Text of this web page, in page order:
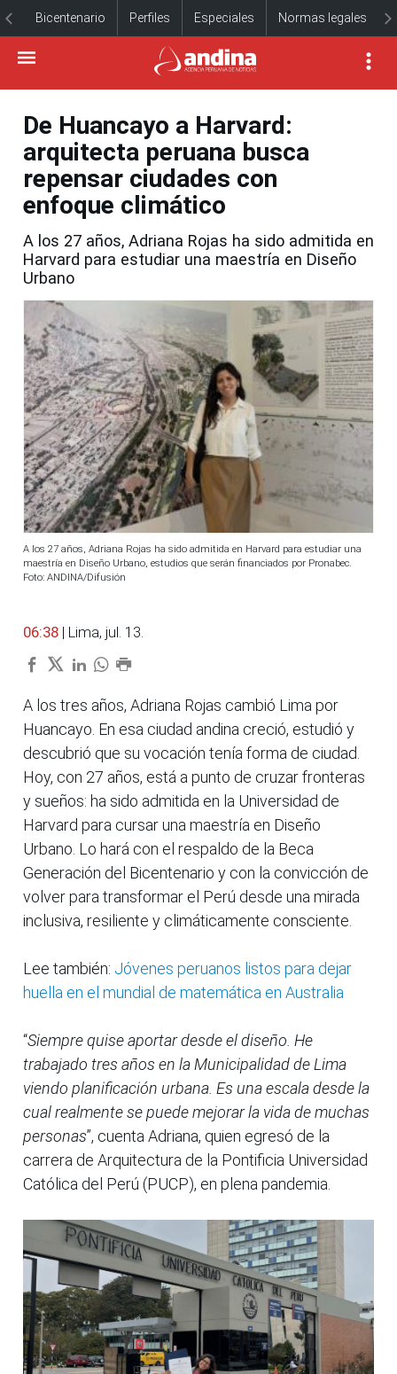
Bicentenario Perfiles Especiales Normas legales
De Huancayo a Harvard:
arquitecta peruana busca
repensar ciudades con
enfoque climático
A los 27 años, Adriana Rojas ha sido admitida en
Harvard para estudiar una maestría en Diseño
Urbano
A los 27 años, Adriana Rojas ha sido admitida en Harvard para estudiar una
maestría en Diseño Urbano, estudios que serán financiados por Pronabec.
Foto: ANDINA/Difusión
06:38 | Lima, jul. 13.
A los tres años, Adriana Rojas cambió Lima por
Huancayo. En esa ciudad andina creció, estudió y
descubrió que su vocación tenía forma de ciudad.
Hoy, con 27 años, está a punto de cruzar fronteras
y sueños: ha sido admitida en la Universidad de
Harvard para cursar una maestría en Diseño
Urbano. Lo hará con el respaldo de la Beca
Generación del Bicentenario y con la convicción de
volver para transformar el Perú desde una mirada
inclusiva, resiliente y climáticamente consciente.
Lee también: Jóvenes peruanos listos para dejar
huella en el mundial de matemática en Australia
“Siempre quise aportar desde el diseño. He
trabajado tres años en la Municipalidad de Lima
viendo planificación urbana. Es una escala desde la
cual realmente se puede mejorar la vida de muchas
personas”, cuenta Adriana, quien egresó de la
carrera de Arquitectura de la Pontificia Universidad
Católica del Perú (PUCP), en plena pandemia.